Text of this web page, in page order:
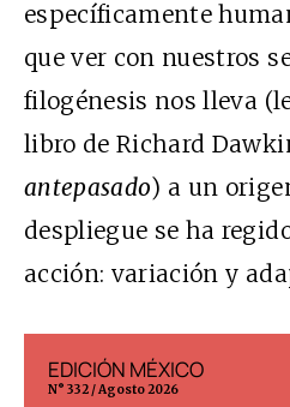
específicamente
que ver con nuestros
filogénesis nos lleva
libro de Richard
antepasado) a un
despliegue se ha
acción: variación y
EDICIÓN ESPAÑA
N° 299 / Agosto 2026